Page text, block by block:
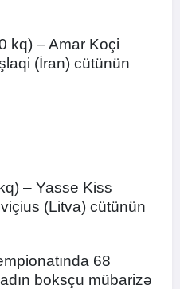
kq) – Amar Koçi
(İran) cütünün
– Yasse Kiss
(Litva) cütünün
68
boksçu mübarizə